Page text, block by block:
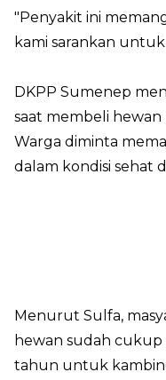
"Penyakit ini
kami sarankan
DKPP Sumenep
saat membeli
Warga diminta
dalam kondisi sehat
Menurut Sulfa,
hewan sudah
tahun untuk